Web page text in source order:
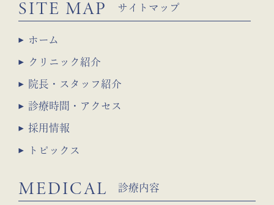
SITE MAP サイトマップ
ホーム
クリニック紹介
院長・スタッフ紹介
診療時間・アクセス
採用情報
トピックス
MEDICAL 診療内容